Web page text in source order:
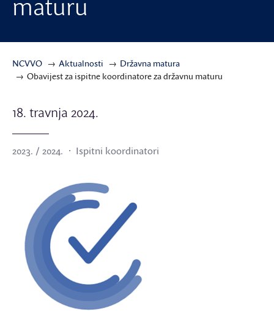
NCVVO Aktualnosti
Državna matura
Obavijest za ispitne koordinatore za državnu maturu
18. travnja 2024.
2023. / 2024. Ispitni koordinatori